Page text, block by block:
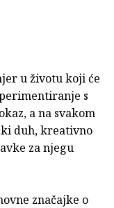
u životu koji će
s
a na svakom
duh, kreativno
za njegu
značajke o